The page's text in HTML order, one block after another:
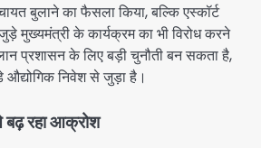
बुलाने का फैसला किया, बल्कि एस्कॉर्ट
मुख्यमंत्री के कार्यक्रम का भी विरोध करने
प्रशासन के लिए बड़ी चुनौती बन सकता है,
औद्योगिक निवेश से जुड़ा है।
बढ़ रहा आक्रोश